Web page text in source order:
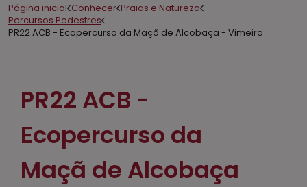
Página inicial Conhecer Praias e Natureza
Percursos Pedestres
PR22 ACB - Ecopercurso da Maçã de Alcobaça - Vimeiro
PR22 ACB -
Ecopercurso da
Maçã de Alcobaça